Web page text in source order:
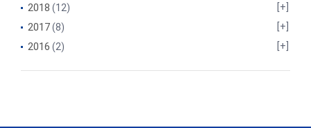
2018 (12)
2017(8)
2016 (2)